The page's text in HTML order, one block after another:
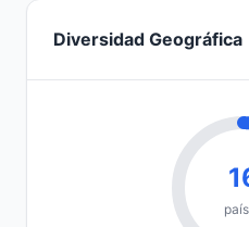
Diversidad Geográfica